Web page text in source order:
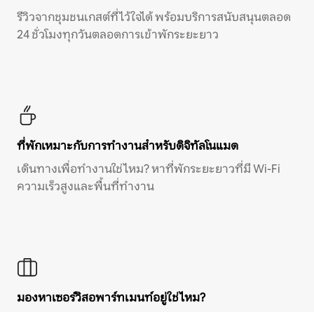
รีวิวจากชุมชนเกสต์ที่ไว้ใจได้ พร้อมบริการสนับสนุนตลอด
24 ชั่วโมงทุกวันตลอดการเข้าพักระยะยาว
ที่พักเหมาะกับการทำงานสำหรับดิจิทัลโนแมด
เดินทางเพื่อทำงานใช่ไหม? หาที่พักระยะยาวที่มี Wi-Fi
ความเร็วสูงและพื้นที่ทำงาน
มองหาเซอร์วิสอพาร์ทเมนท์อยู่ใช่ไหม?